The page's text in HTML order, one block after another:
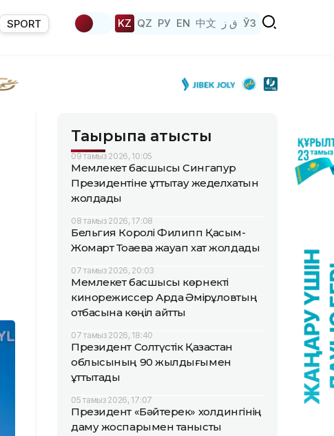
SPORT KZ QZ РУ EN 中文 ق ز ЎЗ
Тақырыпқа қатысты
09 тамыз 2026, 10:05
Мемлекет басшысы Сингапур
Президентіне құттықтау жеделхатын
жолдады
08 тамыз 2026, 17:08
Бельгия Королі Филипп Қасым-
Жомарт Тоқаевқа жауап хат жолдады
07 тамыз 2026, 20:03
Мемлекет басшысы көрнекті
кинорежиссер Ардақ Әмірқұловтың
отбасына көңіл айтты
07 тамыз 2026, 18:40
Президент Солтүстік Қазақстан
облысының 90 жылдығымен
құттықтады
05 тамыз 2026, 17:07
Президент «Бәйтерек» холдингінің
даму жоспарымен танысты